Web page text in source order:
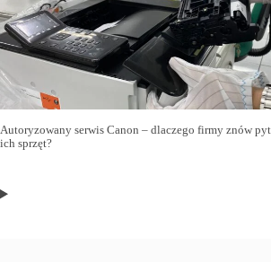
Autoryzowany serwis Canon – dlaczego firmy znów
ich sprzęt?